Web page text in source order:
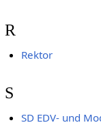
R
Rektor
S
SD EDV- und